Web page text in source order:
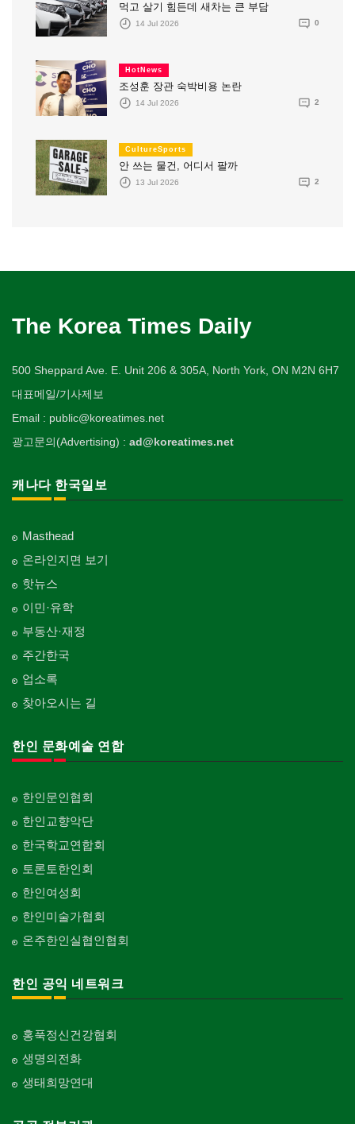
먹고 살기 힘든데 새차는 큰 부담
14 Jul 2026 0
HotNews
조성훈 장관 숙박비용 논란
14 Jul 2026 2
CultureSports
안 쓰는 물건, 어디서 팔까
13 Jul 2026 2
The Korea Times Daily
500 Sheppard Ave. E. Unit 206 & 305A, North York, ON M2N 6H7
대표메일/기사제보
Email : public@koreatimes.net
광고문의(Advertising) : ad@koreatimes.net
캐나다 한국일보
Masthead
온라인지면 보기
핫뉴스
이민·유학
부동산·재정
주간한국
업소록
찾아오시는 길
한인 문화예술 연합
한인문인협회
한인교향악단
한국학교연합회
토론토한인회
한인여성회
한인미술가협회
온주한인실협인협회
한인 공익 네트워크
홍푹정신건강협회
생명의전화
생태희망연대